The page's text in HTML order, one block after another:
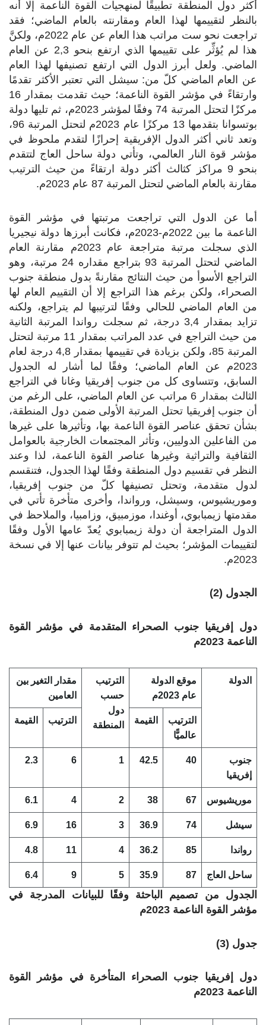
أكثر دول المنطقة تطبيقًا لمنهجيات القوة الناعمة إلا أنه
بالنظر لتقييمها لهذا العام ومقارنته بالعام الماضي؛ فقد
تراجعت نحو ست مراتب هذا العام عن عام 2022م، ولكنَّ
هذا لم يُؤثِّر على تقييمها الذي ارتفع بنحو 2,3 عن العام
الماضي. ولعل أبرز الدول التي ارتفع تصنيفها لهذا العام
عن العام الماضي كلّ من: سيشل التي تعتبر الأكثر تقدمًا
وارتقاءً في مؤشر القوة الناعمة؛ حيث تقدمت بمقدار 16
مركزًا لتحتل المرتبة 74 وفقًا لمؤشر 2023م، ثم تليها دولة
بوتسوانا بتقدمها 13 مركزًا عام 2023م لتحتل المرتبة 96،
وتعد ثاني أكثر الدول الإفريقية إحرازًا لتقدم ملحوظ في
مؤشر قوة النار العالمي، وتأتي دولة ساحل العاج لتتقدم
بنحو 9 مراكز كثالث أكثر دولة ارتقاءً من حيث الترتيب
مقارنة بالعام الماضي لتحتل المرتبة 87 عام 2023م.
أما عن الدول التي تراجعت مرتبتها في مؤشر القوة
الناعمة ما بين 2022م-2023م، فكانت أبرزها دولة نيجيريا
الذي سجلت مرتبة متراجعة عام 2023م مقارنة العام
الماضي لتحتل المرتبة 93 بتراجع مقداره 24 مرتبة، وهو
التراجع الأسوأ من حيث النتائج مقارنةً بدول منطقة جنوب
الصحراء، ولكن برغم هذا التراجع إلا أن التقييم العام لها
من العام الماضي للحالي وفقًا لترتيبها لم يتراجع، ولكنه
تزايد بمقدار 3,4 درجة، ثم سجلت رواندا المرتبة الثانية
من حيث التراجع في عدد المراتب بمقدار 11 مرتبة لتحتل
المرتبة 85، ولكن بزيادة في تقييمها بمقدار 4,8 درجة لعام
2023م عن العام الماضي؛ وفقًا لما أشار له الجدول
السابق، وتتساوى كل من جنوب إفريقيا وغانا في التراجع
الثالث بمقدار 6 مراتب عن العام الماضي، على الرغم من
أن جنوب إفريقيا تحتل المرتبة الأولى ضمن دول المنطقة،
بشأن تحقق عناصر القوة الناعمة بها، وتأثيرها على غيرها
من الفاعلين الدوليين، وتأثر المجتمعات الخارجية بالعوامل
الثقافية والتراثية وغيرها عناصر القوة الناعمة، لذا وعند
النظر في تقسيم دول المنطقة وفقًا لهذا الجدول، فتنقسم
لدول متقدمة، وتحتل تصنيفها كلّ من جنوب إفريقيا،
وموريشيوس، وسيشل، ورواندا، وأخرى متأخرة تأتي في
مقدمتها زيمبابوي، أوغندا، موزمبيق، وزامبيا، والملاحظ في
الدول المتراجعة أن دولة زيمبابوي يُعدّ عامها الأول وفقًا
لتقييمات المؤشر؛ بحيث لم تتوفر بيانات عنها إلا في نسخة
2023م.
الجدول (2)
دول إفريقيا جنوب الصحراء المتقدمة في مؤشر القوة
الناعمة 2023م
الدولة
موقع الدولة
عام 2023م
الترتيب
حسب
دول
المنطقة
مقدار التغير بين
العامين
الترتيب
عالميًّا
القيمة الترتيب القيمة
جنوب
إفريقيا
40
42.5
1
6
2.3
موريشيوس 67
38
2
4
6.1
سيشل 74
36.9
3
16
6.9
رواندا 85
36.2
4
11
4.8
ساحل العاج 87
35.9
5
9
6.4
الجدول من تصميم الباحثة وفقًا للبيانات المدرجة في
مؤشر القوة الناعمة 2023م
جدول (3)
دول إفريقيا جنوب الصحراء المتأخرة في مؤشر القوة
الناعمة 2023م